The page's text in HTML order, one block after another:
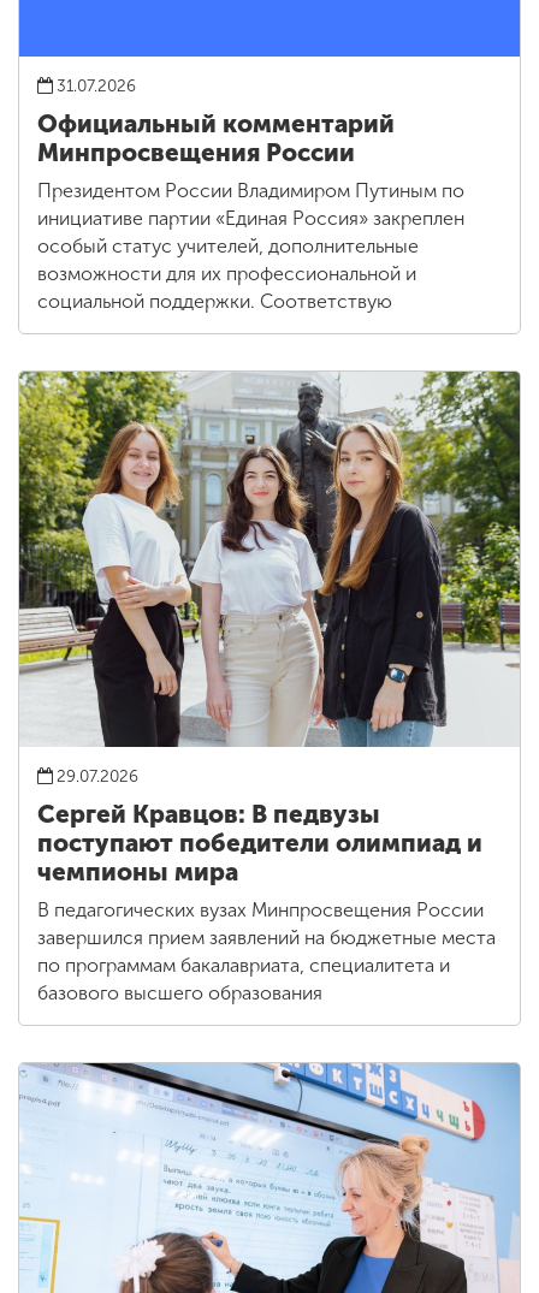
31.07.2026
Официальный комментарий
Минпросвещения России
Президентом России Владимиром Путиным по
инициативе партии «Единая Россия» закреплен
особый статус учителей, дополнительные
возможности для их профессиональной и
социальной поддержки. Соответствую
29.07.2026
Сергей Кравцов: В педвузы
поступают победители олимпиад и
чемпионы мира
В педагогических вузах Минпросвещения России
завершился прием заявлений на бюджетные места
по программам бакалавриата, специалитета и
базового высшего образования